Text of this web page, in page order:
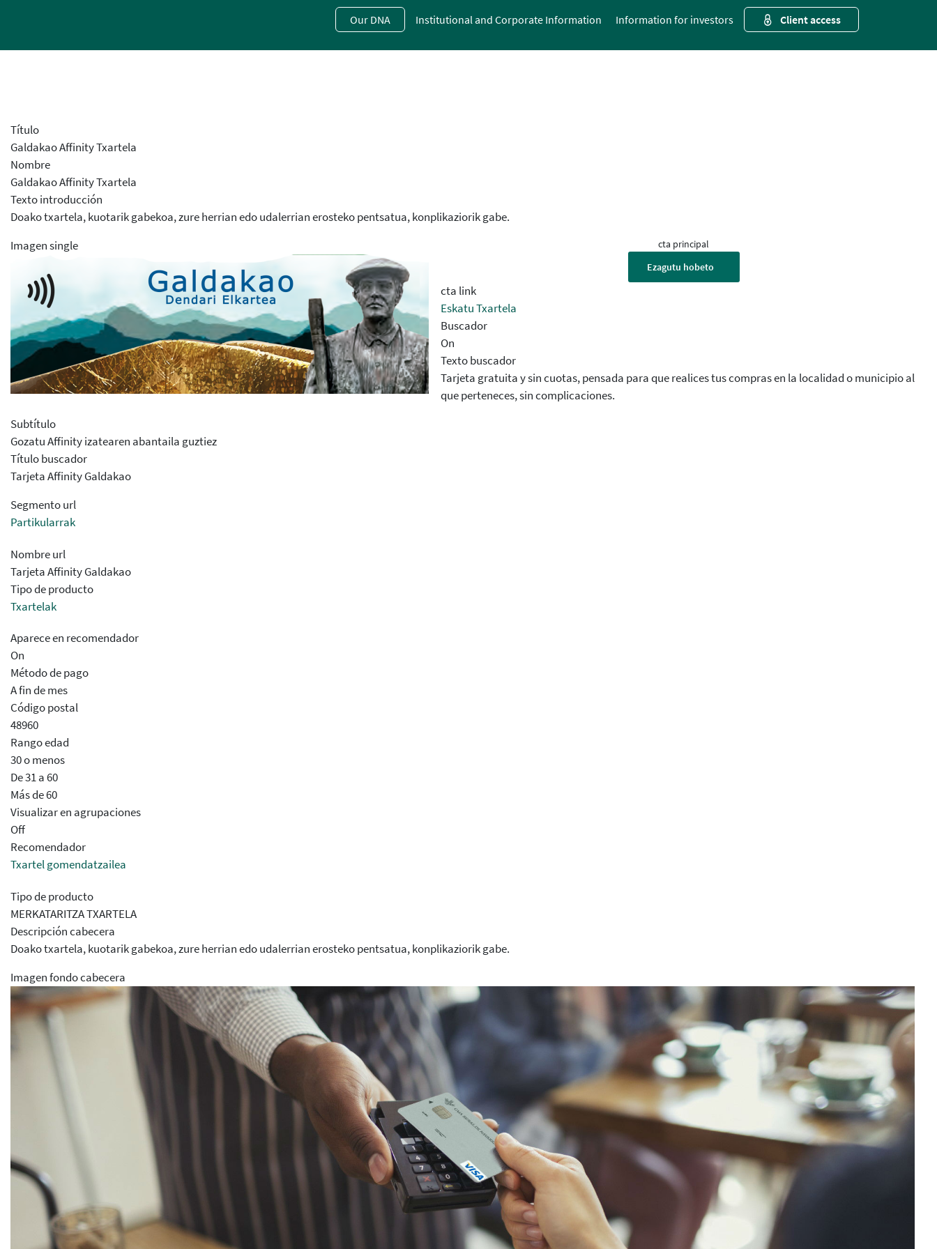
to
Our DNA Institutional and Corporate Information Information for investors Client access
Título
Galdakao Affinity Txartela
Nombre
Galdakao Affinity Txartela
Texto introducción
Doako txartela, kuotarik gabekoa, zure herrian edo udalerrian erosteko pentsatua, konplikaziorik gabe.
Imagen single
cta principal
Ezagutu hobeto
cta link
Eskatu Txartela
Buscador
On
Texto buscador
Tarjeta gratuita y sin cuotas, pensada para que realices tus compras en la localidad o municipio al
que perteneces, sin complicaciones.
Subtítulo
Gozatu Affinity izatearen abantaila guztiez
Título buscador
Tarjeta Affinity Galdakao
Segmento url
Partikularrak
Nombre url
Tarjeta Affinity Galdakao
Tipo de producto
Txartelak
Aparece en recomendador
On
Método de pago
A fin de mes
Código postal
48960
Rango edad
30 o menos
De 31 a 60
Más de 60
Visualizar en agrupaciones
Off
Recomendador
Txartel gomendatzailea
Tipo de producto
MERKATARITZA TXARTELA
Descripción cabecera
Doako txartela, kuotarik gabekoa, zure herrian edo udalerrian erosteko pentsatua, konplikaziorik gabe.
Imagen fondo cabecera